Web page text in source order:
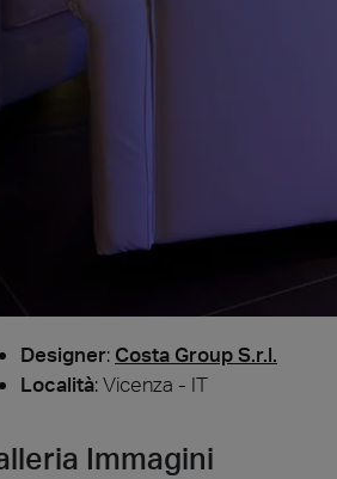
Designer: Costa Group S.r.l.
Località: Vicenza - IT
Immagini